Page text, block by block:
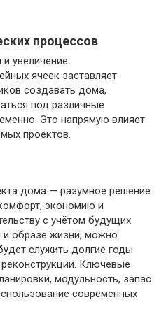
процессов
увеличение
ячеек заставляет
создавать дома,
под различные
Это напрямую влияет
проектов.
дома — разумное решение
экономию и
с учётом будущих
и образе жизни, можно
служить долгие годы
Ключевые
модульность, запас
современных